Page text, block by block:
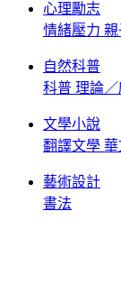
心理勵志
情緒壓力 親
自然科普
科普 理論／
文學小說
翻譯文學 華
藝術設計
書法